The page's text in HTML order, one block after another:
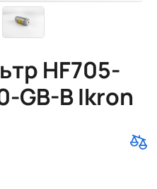
HF705-
GB-B Ikron